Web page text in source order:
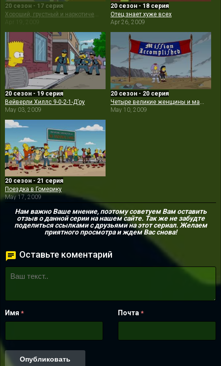
20 сезон - 17 серия
Хороший, грустный и наркотический
Apr 19, 2009
20 сезон - 18 серия
Отец знает хуже всех
Apr 26, 2009
20 сезон - 19 серия
Вейверли Хиллс 9-0-2-1-Д’оу
May 03, 2009
20 сезон - 20 серия
Четыре великие женщины и маникюр
May 10, 2009
20 сезон - 21 серия
Поездка в Гомерику
May 17, 2009
Нам важно Ваше мнение, поэтому советуем Вам оставить
отзыв о данной серии на нашем сайте. Так же не забудте
поделиться ссылками с друзьями на этот сериал. Желаем
приятного просмотра и ждем Вас снова!
Оставьте коментарий
Имя * Почта *